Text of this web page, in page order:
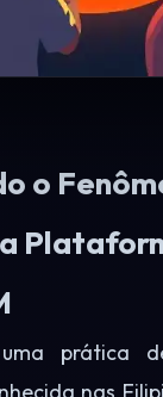
o
prática